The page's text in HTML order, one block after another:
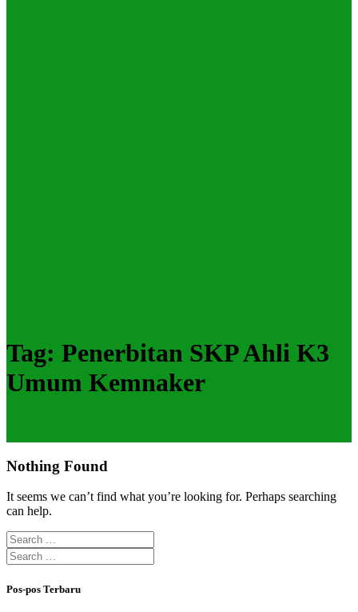
Tag: Penerbitan SKP Ahli K3
Umum Kemnaker
Nothing Found
It seems we can’t find what you’re looking for. Perhaps searching
can help.
Search
for:
Search
for:
Pos-pos Terbaru